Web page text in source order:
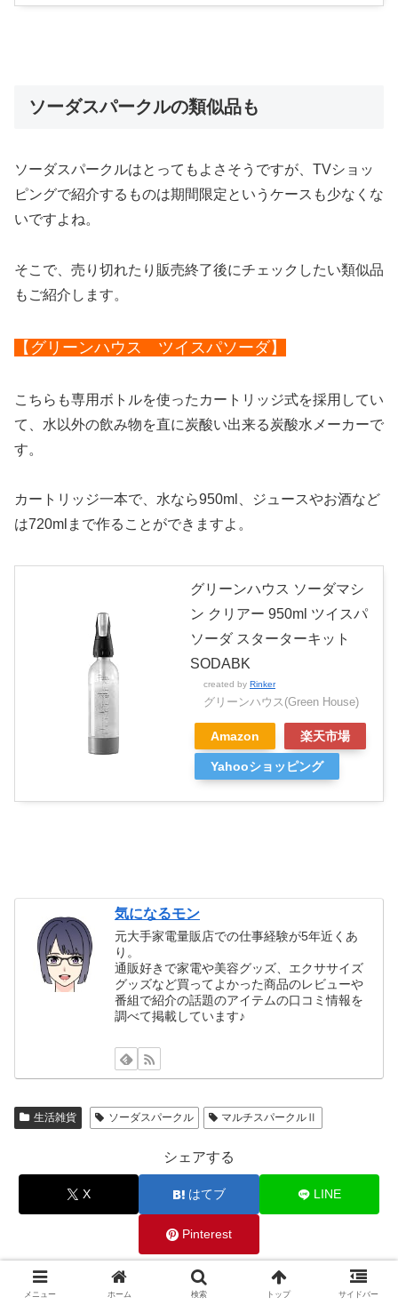
ソーダスパークルの類似品も
ソーダスパークルはとってもよさそうですが、TVショッ
ピングで紹介するものは期間限定というケースも少なくな
いですよね。
そこで、売り切れたり販売終了後にチェックしたい類似品
もご紹介します。
【グリーンハウス ツイスパソーダ】
こちらも専用ボトルを使ったカートリッジ式を採用してい
て、水以外の飲み物を直に炭酸い出来る炭酸水メーカーで
す。
カートリッジ一本で、水なら950ml、ジュースやお酒など
は720mlまで作ることができますよ。
グリーンハウス ソーダマシ
ン クリアー 950ml ツイスパ
ソーダ スターターキット
SODABK
created by Rinker
グリーンハウス(Green House)
Amazon 楽天市場
Yahooショッピング
気になるモン
元大手家電量販店での仕事経験が5年近くあ
り。
通販好きで家電や美容グッズ、エクササイズ
グッズなど買ってよかった商品のレビューや
番組で紹介の話題のアイテムの口コミ情報を
調べて掲載しています♪
生活雑貨 ソーダスパークル マルチスパークルⅡ
シェアする
X はてブ LINE
Pinterest
気になるモンをフォローする
メニュー ホーム 検索 トップ サイドバー